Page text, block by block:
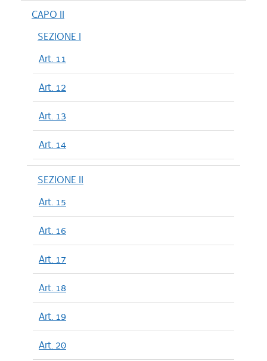
CAPO II
SEZIONE I
Art. 11
Art. 12
Art. 13
Art. 14
SEZIONE II
Art. 15
Art. 16
Art. 17
Art. 18
Art. 19
Art. 20